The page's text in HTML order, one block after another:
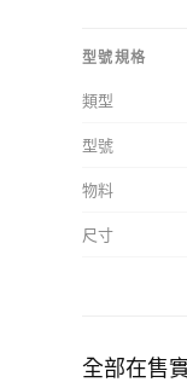
型號規格
類型
型號
物料
尺寸
全部在售實